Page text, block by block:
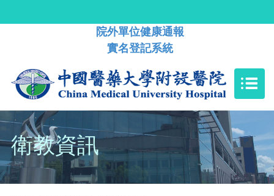
院外單位健康通報
實名登記系統
衛教資訊